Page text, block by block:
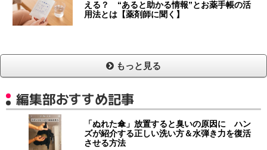
える？ “あると助かる情報”とお薬手帳の活
用法とは【薬剤師に聞く】
もっと見る
編集部おすすめ記事
「ぬれた傘」放置すると臭いの原因に ハン
ズが紹介する正しい洗い方＆水弾き力を復活
させる方法